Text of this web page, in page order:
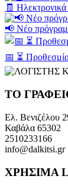
🧾 Ηλεκτρονικά
📢 Νέο
📅 ⏳
ΤΟ
Ελ. Βενιζέλου
Καβάλα 65302
2510233166
info@dalkitsi.gr
ΧΡΗΣΙΜΑ